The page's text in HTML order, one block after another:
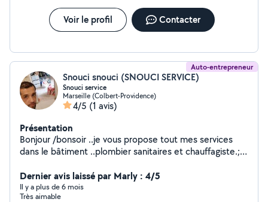
Voir le profil Contacter
Auto-entrepreneur
Snouci snouci (SNOUCI SERVICE)
Snouci service
Marseille (Colbert-Providence)
4/5 (1 avis)
Présentation
Bonjour /bonsoir ..je vous propose tout mes services
dans le bâtiment ..plombier sanitaires et chauffagiste.;
et pose de carlage ... 13 ans de Expériences dans le
domaine
Dernier avis laissé par Marly : 4/5
Il y a plus de 6 mois
Très aimable